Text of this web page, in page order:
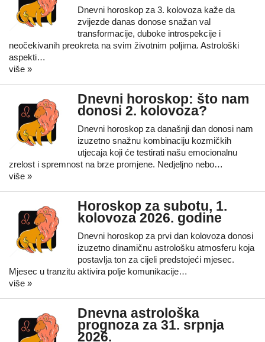
Dnevni horoskop za 3. kolovoza kaže da
zvijezde danas donose snažan val
transformacije, duboke introspekcije i
neočekivanih preokreta na svim životnim poljima. Astrološki
aspekti…
više »
Dnevni horoskop: što nam
donosi 2. kolovoza?
Dnevni horoskop za današnji dan donosi nam
izuzetno snažnu kombinaciju kozmičkih
utjecaja koji će testirati našu emocionalnu
zrelost i spremnost na brze promjene. Nedjeljno nebo…
više »
Horoskop za subotu, 1.
kolovoza 2026. godine
Dnevni horoskop za prvi dan kolovoza donosi
izuzetno dinamičnu astrološku atmosferu koja
postavlja ton za cijeli predstojeći mjesec.
Mjesec u tranzitu aktivira polje komunikacije…
više »
Dnevna astrološka
prognoza za 31. srpnja
2026.